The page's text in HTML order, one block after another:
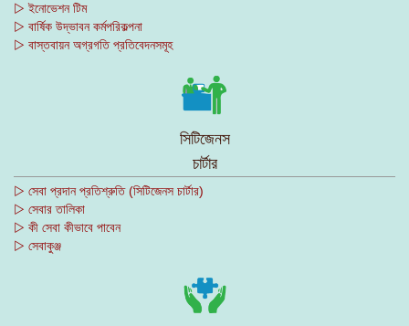
▷ ইনোভেশন টিম
▷ বার্ষিক উদ্ভাবন কর্মপরিকল্পনা
▷ বাস্তবায়ন অগ্রগতি প্রতিবেদনসমূহ
সিটিজেনস
চার্টার
▷ সেবা প্রদান প্রতিশ্রুতি (সিটিজেনস চার্টার)
▷ সেবার তালিকা
▷ কী সেবা কীভাবে পাবেন
▷ সেবাকুঞ্জ